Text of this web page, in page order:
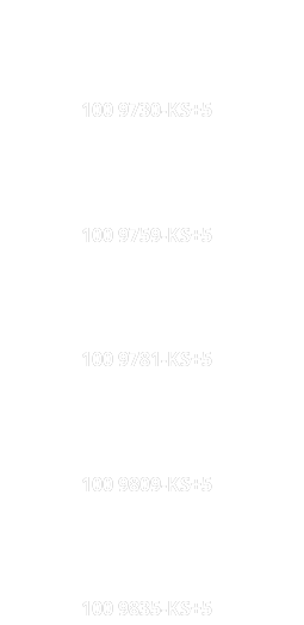
100 9730-KS+5
100 9759-KS+5
100 9781-KS+5
100 9809-KS+5
100 9835-KS+5